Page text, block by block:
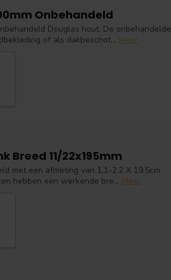
Onbehandeld
Douglas hout. De onbehandelde
of als dakbeschot... Meer
Breed 11/22x195mm
met een afmeting van 1.1-2.2 X 19.5cm.
hebben een werkende bre... Meer